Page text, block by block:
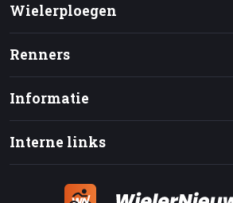
Wielerploegen
Renners
Informatie
Interne links